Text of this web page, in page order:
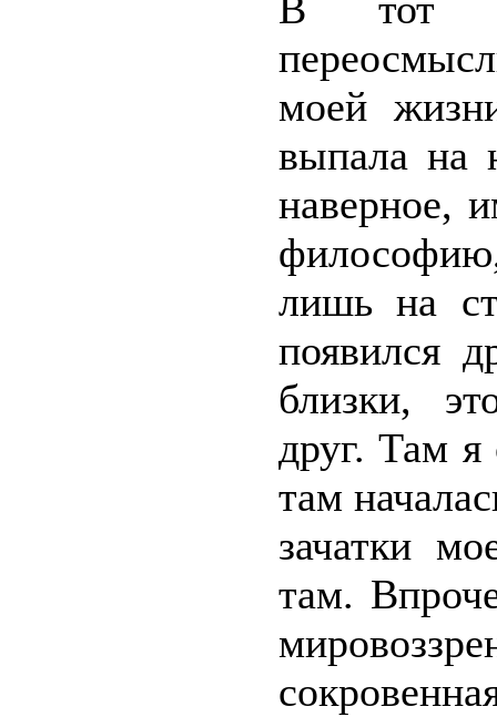
В тот
моей
выпала на
наверное,
лишь на
появился
близки,
друг. Там
там
зачатки
там.